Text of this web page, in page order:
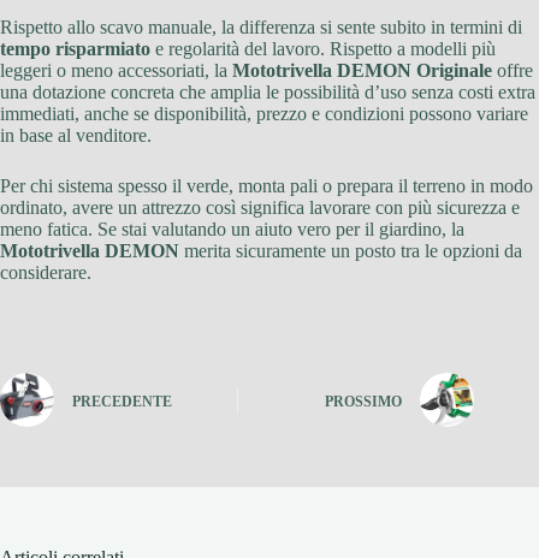
Rispetto allo scavo manuale, la differenza si sente subito in termini di
tempo risparmiato e regolarità del lavoro. Rispetto a modelli più
leggeri o meno accessoriati, la Mototrivella DEMON Originale offre
una dotazione concreta che amplia le possibilità d’uso senza costi extra
immediati, anche se disponibilità, prezzo e condizioni possono variare
in base al venditore.
Per chi sistema spesso il verde, monta pali o prepara il terreno in modo
ordinato, avere un attrezzo così significa lavorare con più sicurezza e
meno fatica. Se stai valutando un aiuto vero per il giardino, la
Mototrivella DEMON merita sicuramente un posto tra le opzioni da
considerare.
PRECEDENTE PROSSIMO